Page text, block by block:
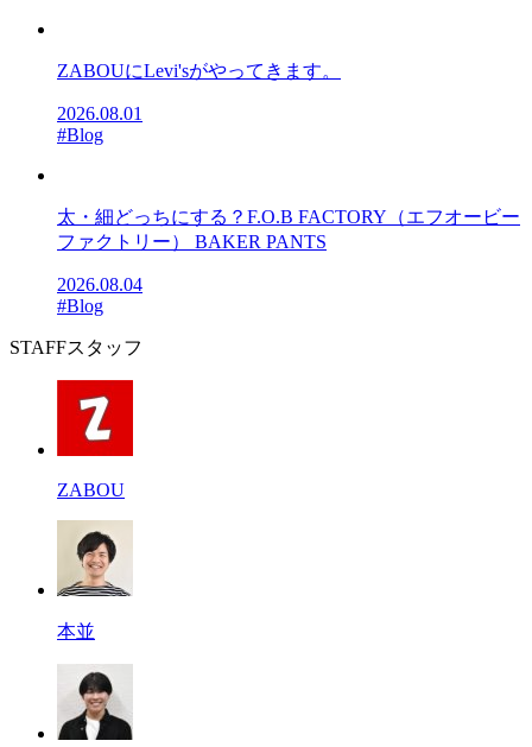
ZABOUにLevi'sがやってきます。
2026.08.01
#Blog
太・細どっちにする？F.O.B FACTORY（エフオービー
ファクトリー） BAKER PANTS
2026.08.04
#Blog
STAFFスタッフ
ZABOU
本並